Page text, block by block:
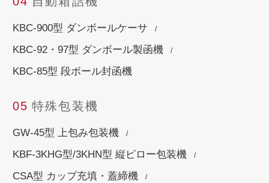
KBC-900型 ダンボールケーサ
KBC-92・97型 ダンボール製函機
KBC-85型 段ボール封函機
05 特殊包装機
GW-45型 上包み包装機
KBF-3KHG型/3KHN型 縦ピロー包装機
CSA型 カップ充填・蓋締機